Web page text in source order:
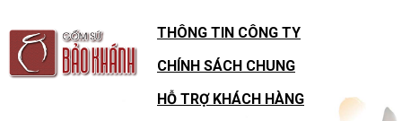
THÔNG TIN CÔNG TY
CHÍNH SÁCH CHUNG
HỖ TRỢ KHÁCH HÀNG